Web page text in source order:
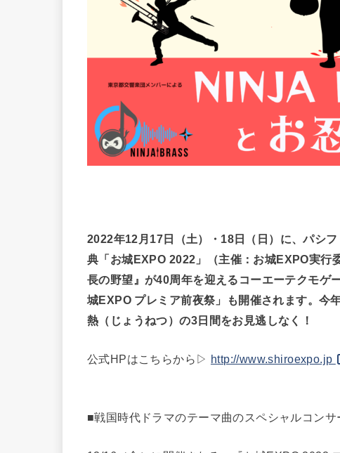
2022年12月17日（土）・18日（日）に、パシ
典「お城EXPO 2022」（主催：お城EXPO実行
長の野望』が40周年を迎えるコーエーテクモゲ
城EXPO プレミア前夜祭」も開催されます。今
熱（じょうねつ）の3日間をお見逃しなく！
公式HPはこちらから▷ http://www.shiroexpo.jp
■戦国時代ドラマのテーマ曲のスペシャルコンサ